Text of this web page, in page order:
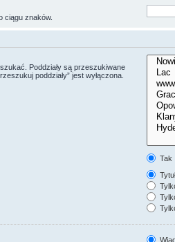
ciągu znaków.
Poddziały są przeszukiwane
poddziały” jest wyłączona.
Tak